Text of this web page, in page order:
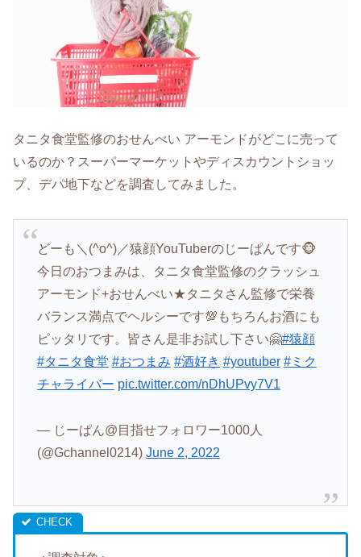
タニタ食堂監修のおせんべい アーモンドがどこに売って
いるのか？スーパーマーケットやディスカウントショッ
プ、デパ地下などを調査してみました。
どーも＼(^o^)／猿顔YouTuberのじーぱんです🐵
今日のおつまみは、タニタ食堂監修のクラッシュ
アーモンド+おせんべい★タニタさん監修で栄養
バランス満点でヘルシーです💯もちろんお酒にも
ピッタリです。皆さん是非お試し下さい🤗#猿顔
#タニタ食堂 #おつまみ #酒好き #youtuber #ミク
チャライバー pic.twitter.com/nDhUPvy7V1
— じーぱん@目指せフォロワー1000人
(@Gchannel0214) June 2, 2022